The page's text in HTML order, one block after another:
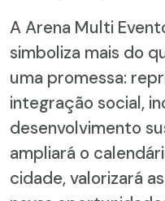
A Arena Multi
simboliza mais do
uma promessa:
integração social,
desenvolvimento
ampliará o
cidade, valorizará